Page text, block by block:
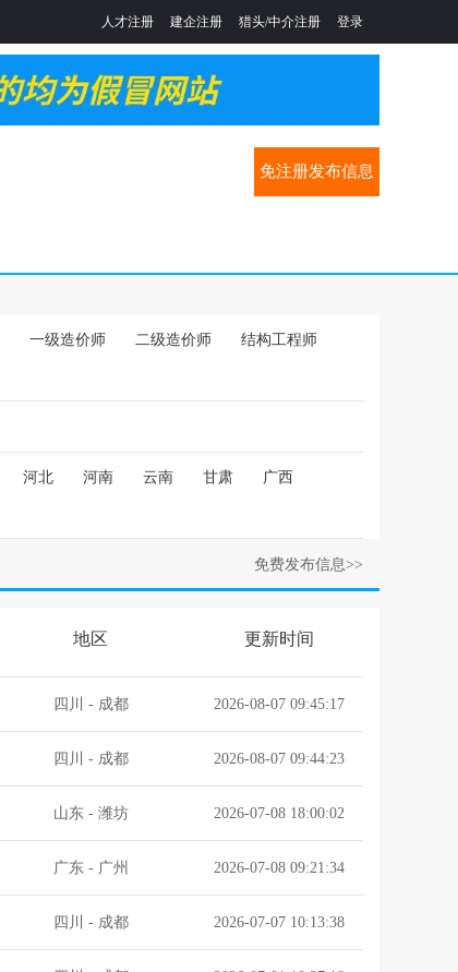
人才注册 建企注册 猎头/中介注册 登录
免注册发布信息
一级造价师 二级造价师 结构工程师
河北 河南 云南 甘肃 广西
免费发布信息>>
地区 更新时间
四川 - 成都 2026-08-07 09:45:17
四川 - 成都 2026-08-07 09:44:23
山东- 潍坊 2026-07-08 18:00:02
广东- 广州 2026-07-08 09:21:34
四川 - 成都 2026-07-07 10:13:38